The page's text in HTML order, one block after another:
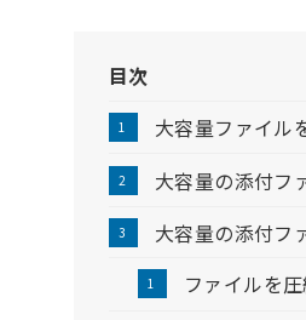
目次
大容量ファイル
大容量の添付フ
大容量の添付フ
ファイルを